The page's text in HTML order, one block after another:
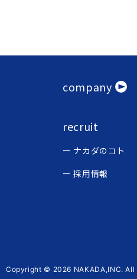
company
recruit
ナカダのコト
採用情報
Copyright © 2026 NAKADA,INC. All